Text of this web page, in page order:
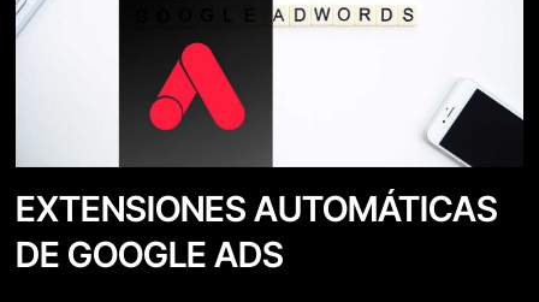
EXTENSIONES AUTOMÁTICAS
DE GOOGLE ADS